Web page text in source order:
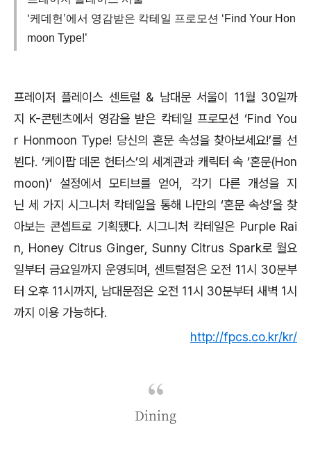
‘케데헌’에서 영감받은 칵테일 프로모션 ‘Find Your Hon
moon Type!’
프레이저 플레이스 센트럴 & 남대문 서울이 11월 30일까
지 K-콘텐츠에서 영감을 받은 칵테일 프로모션 ‘Find You
r Honmoon Type! 당신의 혼문 속성을 찾아보세요!’를 선
뵌다. ‘케이팝 데몬 헌터스’의 세계관과 캐릭터 속 ‘혼문(Hon
moon)’ 설정에서 모티브를 얻어, 각기 다른 개성을 지
닌 세 가지 시그니처 칵테일을 통해 나만의 ‘혼문 속성’을 찾
아보는 콘셉트로 기획됐다. 시그니처 칵테일은 Purple Rai
n, Honey Citrus Ginger, Sunny Citrus Spark로 월요
일부터 금요일까지 운영되며, 센트럴점은 오전 11시 30분부
터 오후 11시까지, 남대문점은 오전 11시 30분부터 새벽 1시
까지 이용 가능하다.
http://fpcs.co.kr/kr/
Dining